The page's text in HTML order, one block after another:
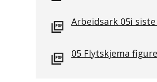
Arbeidsark 05i
05 Flytskjema